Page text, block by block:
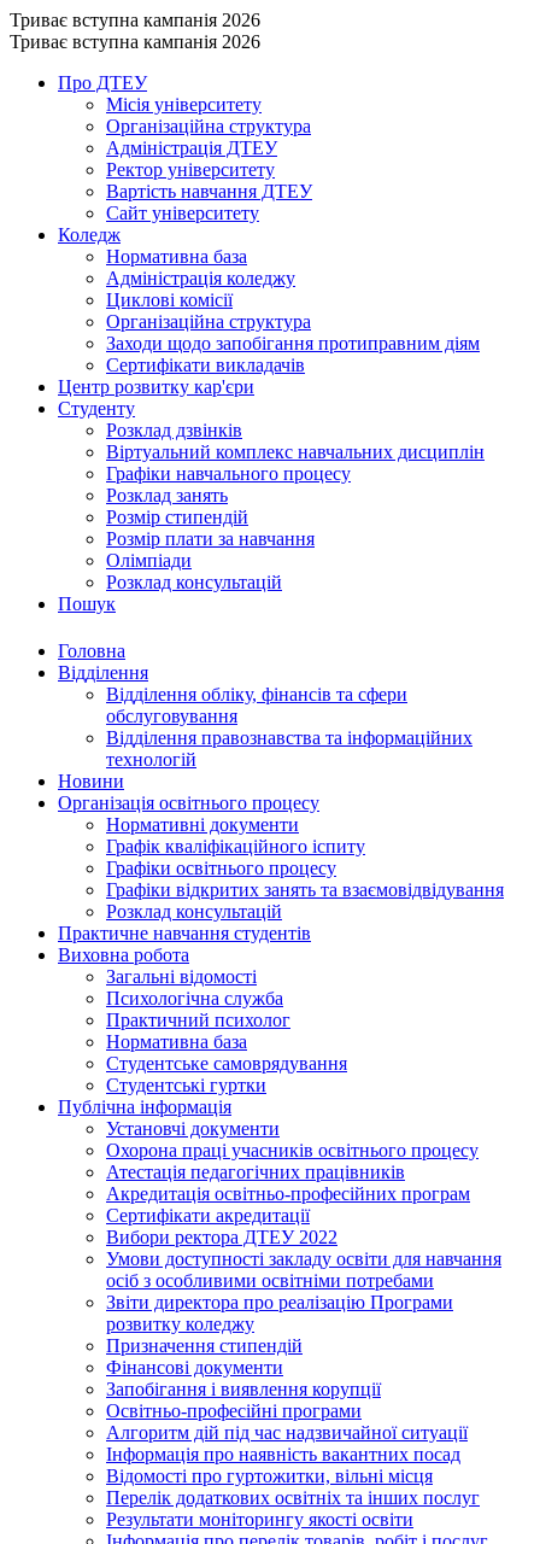
Триває вступна кампанія 2026
Триває вступна кампанія 2026
Про ДТЕУ
Місія університету
Організаційна структура
Адміністрація ДТЕУ
Ректор університету
Вартість навчання ДТЕУ
Сайт університету
Коледж
Нормативна база
Адміністрація коледжу
Циклові комісії
Організаційна структура
Заходи щодо запобігання протиправним діям
Сертифікати викладачів
Центр розвитку кар'єри
Студенту
Розклад дзвінків
Віртуальний комплекс навчальних дисциплін
Графіки навчального процесу
Розклад занять
Розмір стипендій
Розмір плати за навчання
Олімпіади
Розклад консультацій
Пошук
Головна
Відділення
Відділення обліку, фінансів та сфери
обслуговування
Відділення правознавства та інформаційних
технологій
Новини
Організація освітнього процесу
Нормативні документи
Графік кваліфікаційного іспиту
Графіки освітнього процесу
Графіки відкритих занять та взаємовідвідування
Розклад консультацій
Практичне навчання студентів
Виховна робота
Загальні відомості
Психологічна служба
Практичний психолог
Нормативна база
Студентське самоврядування
Студентські гуртки
Публічна інформація
Установчі документи
Охорона праці учасників освітнього процесу
Атестація педагогічних працівників
Акредитація освітньо-професійних програм
Сертифікати акредитації
Вибори ректора ДТЕУ 2022
Умови доступності закладу освіти для навчання
осіб з особливими освітніми потребами
Звіти директора про реалізацію Програми
розвитку коледжу
Призначення стипендій
Фінансові документи
Запобігання і виявлення корупції
Освітньо-професійні програми
Алгоритм дій під час надзвичайної ситуації
Інформація про наявність вакантних посад
Відомості про гуртожитки, вільні місця
Перелік додаткових освітніх та інших послуг
Результати моніторингу якості освіти